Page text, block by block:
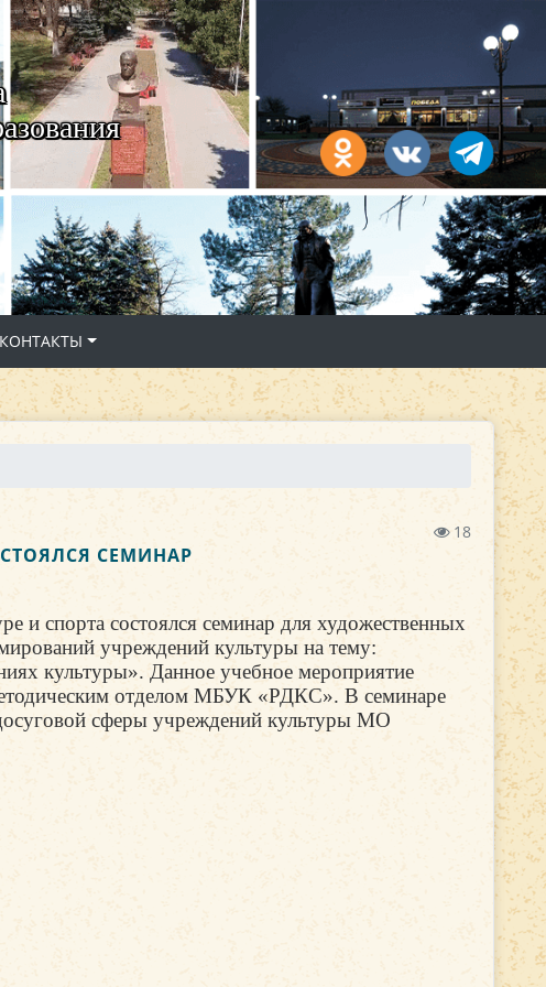
КОНТАКТЫ
18
СЕМИНАР
и спорта состоялся семинар для художественных
учреждений культуры на тему:
культуры». Данное учебное мероприятие
отделом МБУК «РДКС». В семинаре
сферы учреждений культуры МО